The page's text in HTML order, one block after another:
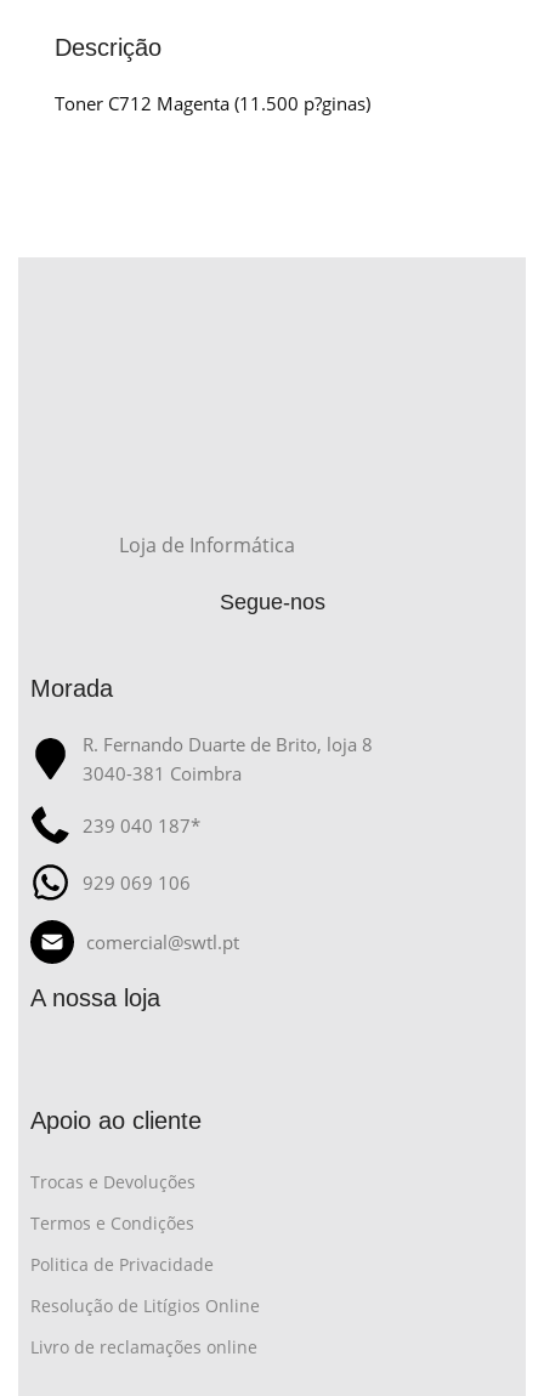
Descrição
Toner C712 Magenta (11.500 p?ginas)
Loja de Informática
Segue-nos
Morada
R. Fernando Duarte de Brito, loja 8
3040-381 Coimbra
239 040 187*
929 069 106
comercial@swtl.pt
A nossa loja
Apoio ao cliente
Trocas e Devoluções
Termos e Condições
Politica de Privacidade
Resolução de Litígios Online
Livro de reclamações online